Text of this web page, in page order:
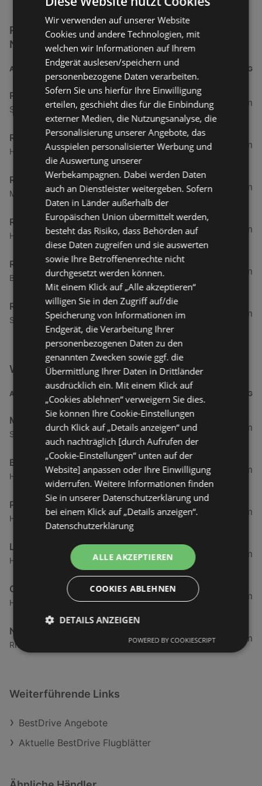
RENAULT ÖSTERREICH GmbH Filialen in der
Nähe
ADRESSE ENTFERNUNG
RENAULT ÖSTERREICH GmbH
Schwanenstraße 3, 6973 Hoechst
4 km
RENAULT ÖSTERREICH GmbH
Hofsteigstraße 108b, 6971 Hard
8,59 km
RENAULT ÖSTERREICH GmbH
Montfortstraße 6, 6832 Sulz
20,43 km
RENAULT ÖSTERREICH GmbH
Hirschau 35, 6882 Schnepfau
26,89 km
RENAULT ÖSTERREICH GmbH
Bundesstraße 14, 6714 Nüziders
37,53 km
RENAULT ÖSTERREICH GmbH
Stampfle 173, 6500 Landeck
80,2 km
Weitere Auto & Tanken Filialen in der Nähe
ADRESSE ENTFERNUNG
Mazda Austria GmbH
Schwanenstraße 3, 6973 Höchst
4 km
BP Austria
Harderstraße 84, 6972 Fussach
4,66 km
Peugeot Austria Gesellschaft m.b.H.
Harderstraße 1, 6972 Fussach
5,27 km
Leitner GmbH & Co KG
Harderstraße 1, 6972 Fussach
5,3 km
OMV
Hagstraße 27, 6890 Lustenau
5,59 km
NISSAN
Rheindorferstraße 36, 6890 Lustenau
5,73 km
Weiterführende Links
BestDrive Angebote
Aktuelle BestDrive Flugblätter
Wir verwenden auf unserer Website
Cookies und andere Technologien, mit
welchen wir Informationen auf Ihrem
Endgerät auslesen/speichern und
personenbezogene Daten verarbeiten.
Sofern Sie uns hierfür Ihre Einwilligung
erteilen, geschieht dies für die Einbindung
externer Medien, die Nutzungsanalyse, die
Personalisierung unserer Angebote, das
Ausspielen personalisierter Werbung und
die Auswertung unserer
Werbekampagnen. Dabei werden Daten
auch an Dienstleister weitergeben. Sofern
Daten in Länder außerhalb der
Europäischen Union übermittelt werden,
besteht das Risiko, dass Behörden auf
diese Daten zugreifen und sie auswerten
sowie Ihre Betroffenenrechte nicht
durchgesetzt werden können.
Mit einem Klick auf „Alle akzeptieren“
willigen Sie in den Zugriff auf/die
Speicherung von Informationen im
Endgerät, die Verarbeitung Ihrer
personenbezogenen Daten zu den
genannten Zwecken sowie ggf. die
Übermittlung Ihrer Daten in Drittländer
ausdrücklich ein. Mit einem Klick auf
„Cookies ablehnen“ verweigern Sie dies.
Sie können Ihre Cookie-Einstellungen
durch Klick auf „Details anzeigen“ und
auch nachträglich [durch Aufrufen der
„Cookie-Einstellungen“ unten auf der
Website] anpassen oder Ihre Einwilligung
widerrufen. Weitere Informationen finden
Sie in unserer Datenschutzerklärung und
bei einem Klick auf „Details anzeigen“.
Datenschutzerklärung
ALLE AKZEPTIEREN
COOKIES ABLEHNEN
DETAILS ANZEIGEN
POWERED BY COOKIESCRIPT